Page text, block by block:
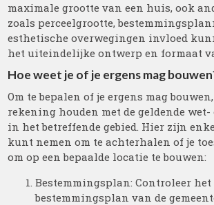
maximale grootte van een huis, ook
zoals perceelgrootte,
esthetische overwegingen invloed
het uiteindelijke ontwerp en formaat
Hoe weet je of je ergens mag
Om te bepalen of je ergens mag
rekening houden met de geldende
in het betreffende gebied. Hier zijn
kunt nemen om te achterhalen of je
om op een bepaalde locatie te bouwen:
Bestemmingsplan: Controleer het
bestemmingsplan van de